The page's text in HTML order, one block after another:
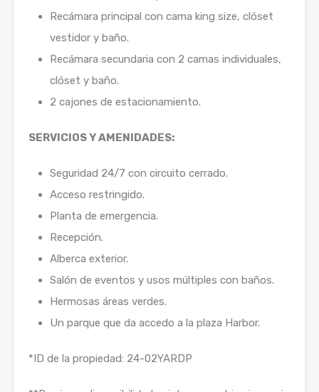
Recámara principal con cama king size, clóset
vestidor y baño.
Recámara secundaria con 2 camas individuales,
clóset y baño.
2 cajones de estacionamiento.
SERVICIOS Y AMENIDADES:
Seguridad 24/7 con circuito cerrado.
Acceso restringido.
Planta de emergencia.
Recepción.
Alberca exterior.
Salón de eventos y usos múltiples con baños.
Hermosas áreas verdes.
Un parque que da accedo a la plaza Harbor.
*ID de la propiedad: 24-02YARDP